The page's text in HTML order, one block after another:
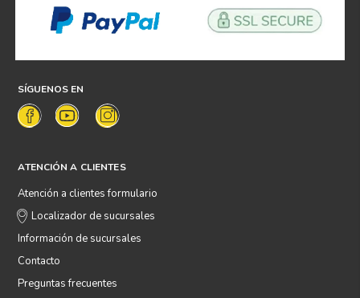
SÍGUENOS EN
ATENCIÓN A CLIENTES
Atención a clientes formulario
Localizador de sucursales
Información de sucursales
Contacto
Preguntas frecuentes